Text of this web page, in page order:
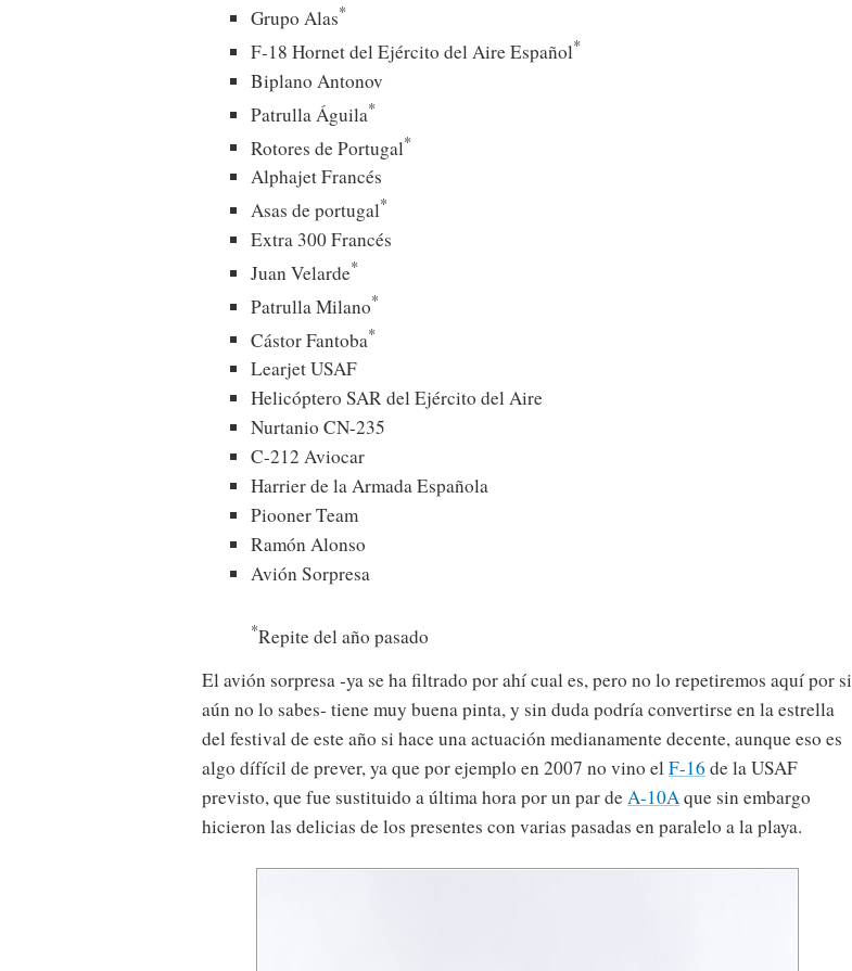
Grupo Alas*
F-18 Hornet del Ejército del Aire Español*
Biplano Antonov
Patrulla Águila*
Rotores de Portugal*
Alphajet Francés
Asas de portugal*
Extra 300 Francés
Juan Velarde*
Patrulla Milano*
Cástor Fantoba*
Learjet USAF
Helicóptero SAR del Ejército del Aire
Nurtanio CN-235
C-212 Aviocar
Harrier de la Armada Española
Piooner Team
Ramón Alonso
Avión Sorpresa
*Repite del año pasado
El avión sorpresa -ya se ha filtrado por ahí cual es, pero no lo repetiremos aquí por si
aún no lo sabes- tiene muy buena pinta, y sin duda podría convertirse en la estrella
del festival de este año si hace una actuación medianamente decente, aunque eso es
algo dífícil de prever, ya que por ejemplo en 2007 no vino el F-16 de la USAF
previsto, que fue sustituido a última hora por un par de A-10A que sin embargo
hicieron las delicias de los presentes con varias pasadas en paralelo a la playa.